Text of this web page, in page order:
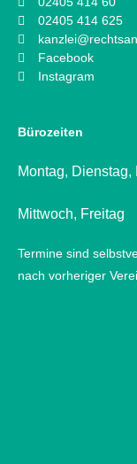
02405 414 625
Facebook
Instagram
Bürozeiten
Montag, Dienstag,
Mittwoch, Freitag
Termine sind
nach vorheriger